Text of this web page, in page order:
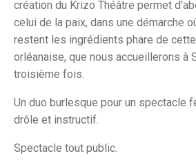
création du Krizo Théâtre permet
celui de la paix, dans une démarche
restent les ingrédients phare de
orléanaise, que nous accueillerons à
troisième fois.
Un duo burlesque pour un spectacle
drôle et instructif.
Spectacle tout public.